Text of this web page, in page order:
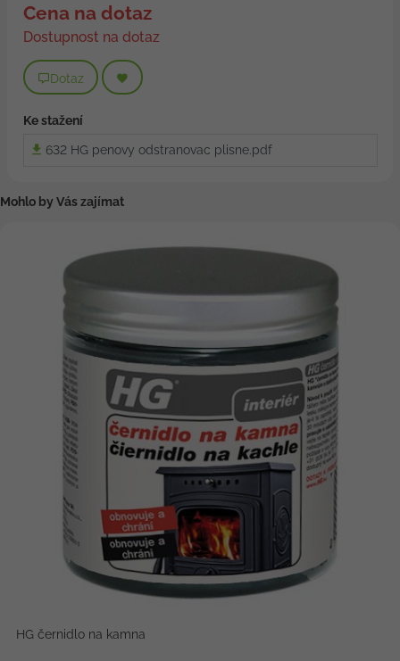
Cena na dotaz
Dostupnost na dotaz
Dotaz
Ke stažení
632 HG penovy odstranovac plisne.pdf
Mohlo by Vás zajímat
HG černidlo na kamna